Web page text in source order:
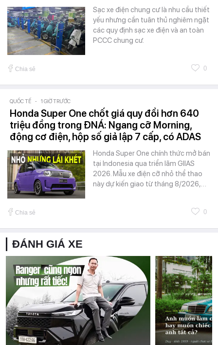
Sạc xe điện chung cư là nhu cầu thiết
yếu nhưng cần tuân thủ nghiêm ngặt
các quy định sạc xe điện và an toàn
PCCC chung cư.
Chia sẻ 0
QUỐC TẾ - 1 GIỜ TRƯỚC
Honda Super One chốt giá quy đổi hơn 640
triệu đồng trong ĐNÁ: Ngang cỡ Morning,
động cơ điện, hộp số giả lập 7 cấp, có ADAS
Honda Super One chính thức mở bán
tại Indonesia qua triển lãm GIIAS
2026. Mẫu xe điện cỡ nhỏ thể thao
này dự kiến giao từ tháng 8/2026,…
Chia sẻ 0
ĐÁNH GIÁ XE